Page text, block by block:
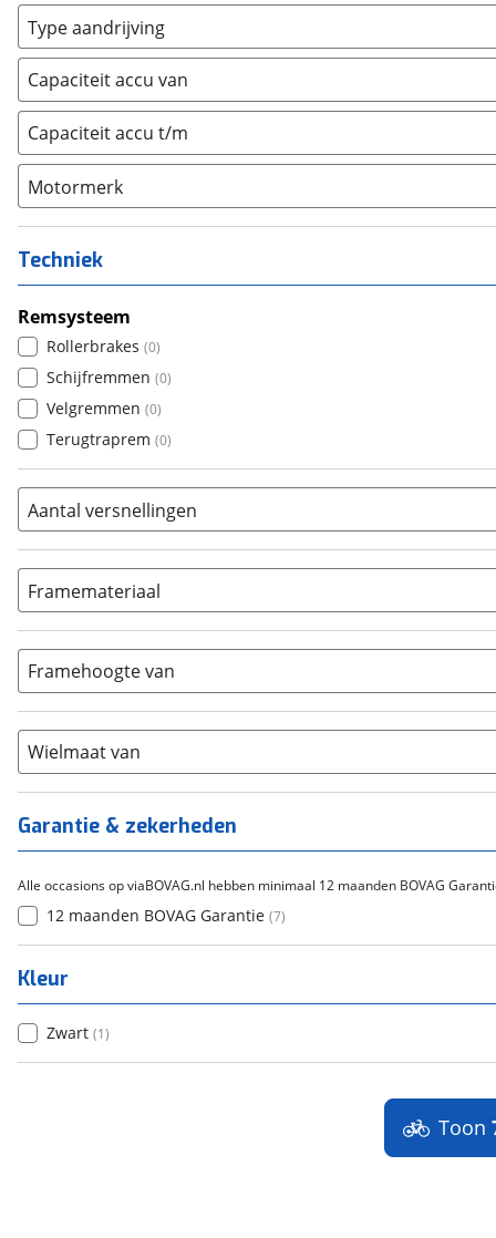
Bagagedrager (0)
Frame (0 )
Vloer (0
Achterbank (0)
Kofferbak (0)
Overig (0)
Type aandrijving
Achterwiel (0)
Trapas
Voorwiel
Capaciteit accu van
Capaciteit accu t/m
Motormerk
Bosch (0)
Yamaha
Stromer (0)
Giant (0)
Brose (0)
Panasonic (0)
Shimano (0)
E-motion (0)
ION (0)
Bafang
Gazelle (0)
Flyer (0)
Techniek
Remsysteem
Rollerbrakes (0)
Schijfremmen (0)
Velgremmen (0)
Terugtraprem (0)
Aantal versnellingen
Geen (0)
3-4
5-8 (0)
9-14
15-20 (0)
21+
Framemateriaal
Aluminium (1)
Carbon
Chroom-molybdeen (0)
Scandium
Staal (0 )
Tica
Framehoogte van
Wielmaat van
Garantie & zekerheden
Alle occasions op viaBOVAG.nl hebben minimaal 12 maanden BOVAG
12 maanden BOVAG Garantie (7)
Kleur
Zwart (1)
Toon